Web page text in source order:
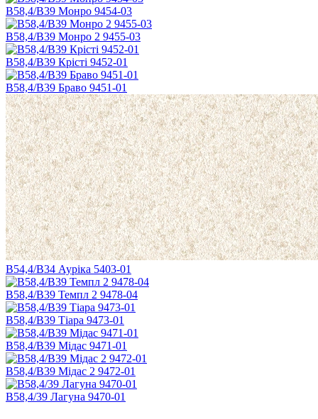
В58,4/В39 Монро 9454-03
В58,4/В39 Монро 2 9455-03
В58,4/В39 Крісті 9452-01
B58,4/В39 Браво 9451-01
B54,4/В34 Ауріка 5403-01
В58,4/В39 Темпл 2 9478-04
В58,4/В39 Тіара 9473-01
В58,4/В39 Мідас 9471-01
В58,4/В39 Мідас 2 9472-01
В58,4/39 Лагуна 9470-01